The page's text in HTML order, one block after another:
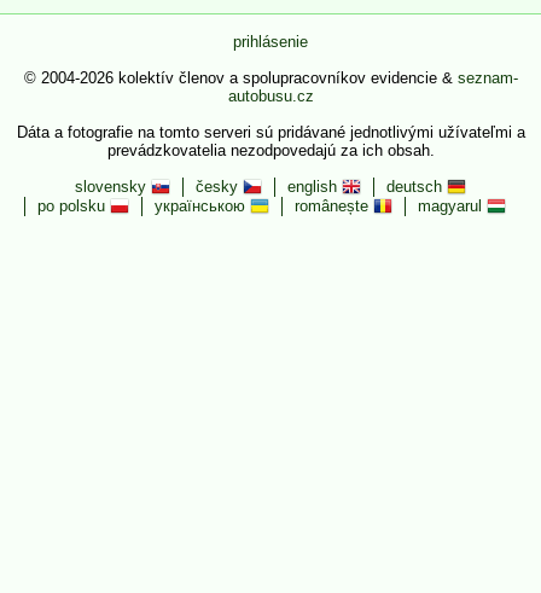
prihlásenie
© 2004-2026 kolektív členov a spolupracovníkov evidencie & seznam-
autobusu.cz
Dáta a fotografie na tomto serveri sú pridávané jednotlivými užívateľmi a
prevádzkovatelia nezodpovedajú za ich obsah.
slovensky
česky english
deutsch
po polsku
українською românește magyarul